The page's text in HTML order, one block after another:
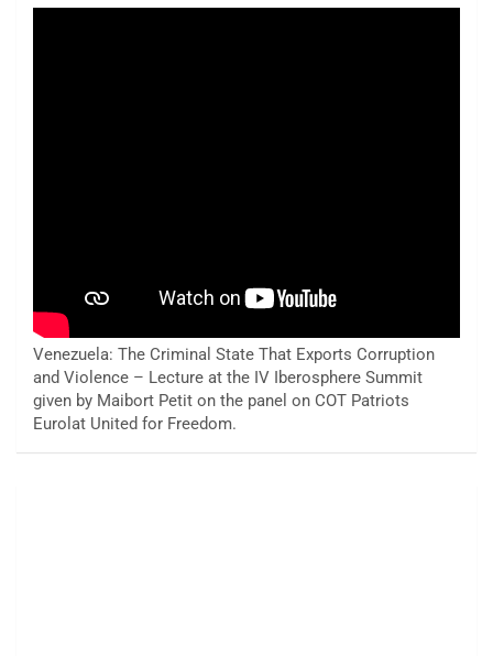
Venezuela: The Criminal State That Exports Corruption
and Violence – Lecture at the IV Iberosphere Summit
given by Maibort Petit on the panel on COT Patriots
Eurolat United for Freedom.